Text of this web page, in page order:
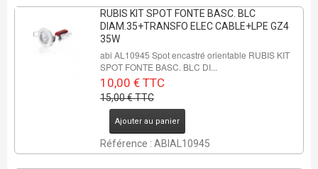
RUBIS KIT SPOT FONTE BASC. BLC
DIAM.35+TRANSFO ELEC CABLE+LPE GZ4
35W
abi AL10945 Spot encastré orientable RUBIS KIT
SPOT FONTE BASC. BLC DI...
10,00 € TTC
15,00 € TTC
Ajouter au panier
Référence : ABIAL10945